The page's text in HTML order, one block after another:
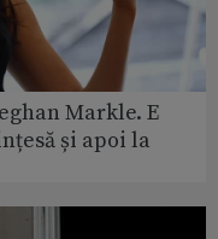
Markle. E
și apoi la